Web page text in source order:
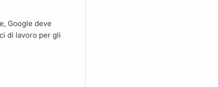
di lavoro per gli